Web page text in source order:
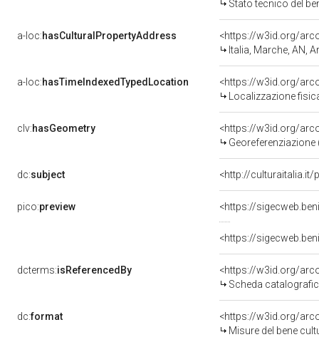
Stato tecnico del
a-loc:hasCulturalPropertyAddress
<https://w3id.org/
Italia, Marche, AN,
a-loc:hasTimeIndexedTypedLocation
<https://w3id.org/
Localizzazione
clv:hasGeometry
<https://w3id.org/
dc:subject <http://culturaitalia.it/
pico:preview
dcterms:isReferencedBy
<https://w3id.org/
Scheda
dc:format
<https://w3id.org/
Misure del bene